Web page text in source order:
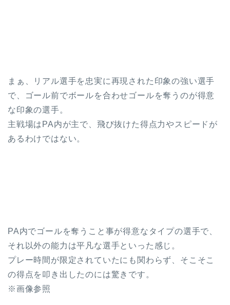
まぁ、リアル選手を忠実に再現された印象の強い選手
で、ゴール前でボールを合わせゴールを奪うのが得意
な印象の選手。
主戦場はPA内が主で、飛び抜けた得点力やスピードが
あるわけではない。
PA内でゴールを奪うこと事が得意なタイプの選手で、
それ以外の能力は平凡な選手といった感じ。
プレー時間が限定されていたにも関わらず、そこそこ
の得点を叩き出したのには驚きです。
※画像参照